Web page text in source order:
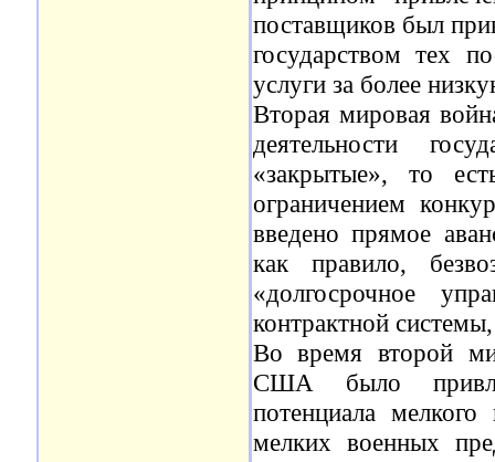
поставщиков был
государством тех
услуги за более
Вторая мировая
деятельности
«закрытые», то
ограничением
введено прямое
как правило,
«долгосрочное
контрактной
Во время второй
США было
потенциала
мелких военных